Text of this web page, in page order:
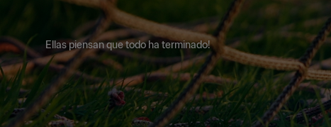
Ellas piensan que todo ha terminado!